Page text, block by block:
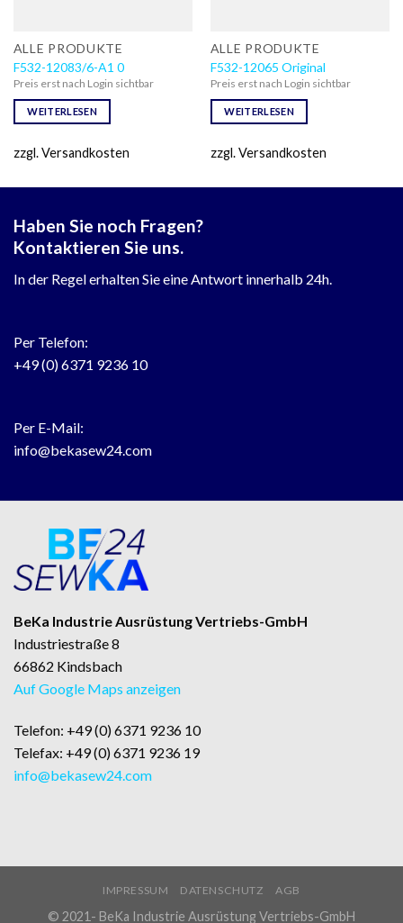
ALLE PRODUKTE
F532-12083/6-A1 0
Preis erst nach Login sichtbar
WEITERLESEN
zzgl. Versandkosten
ALLE PRODUKTE
F532-12065 Original
Preis erst nach Login sichtbar
WEITERLESEN
zzgl. Versandkosten
Haben Sie noch Fragen?
Kontaktieren Sie uns.
In der Regel erhalten Sie eine Antwort innerhalb 24h.
Per Telefon:
+49 (0) 6371 9236 10
Per E-Mail:
info@bekasew24.com
BeKa Industrie Ausrüstung Vertriebs-GmbH
Industriestraße 8
66862 Kindsbach
Auf Google Maps anzeigen
Telefon: +49 (0) 6371 9236 10
Telefax: +49 (0) 6371 9236 19
info@bekasew24.com
IMPRESSUM DATENSCHUTZ AGB
© 2021- BeKa Industrie Ausrüstung Vertriebs-GmbH